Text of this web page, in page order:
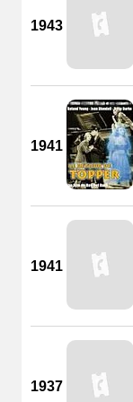
1943
1941
1941
1937